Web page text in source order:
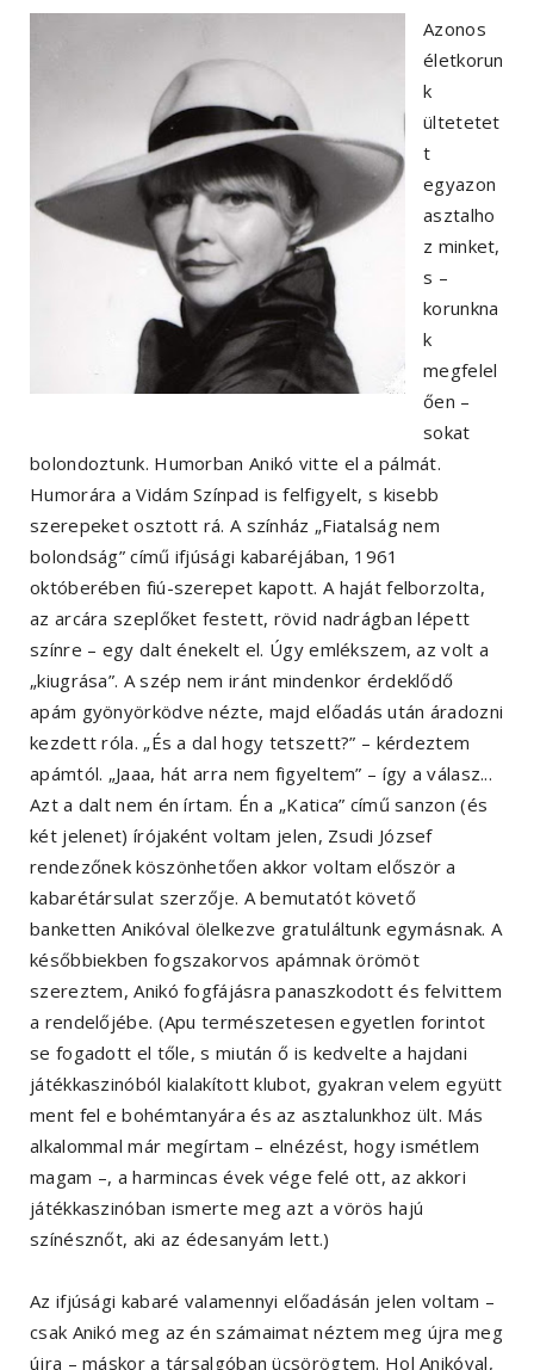
Azonos
életkorun
k
ültetetet
t
egyazon
asztalho
z minket,
s –
korunkna
k
megfelel
ően –
sokat
bolondoztunk. Humorban Anikó vitte el a pálmát.
Humorára a Vidám Színpad is felfigyelt, s kisebb
szerepeket osztott rá. A színház „Fiatalság nem
bolondság” című ifjúsági kabaréjában, 1961
októberében fiú-szerepet kapott. A haját felborzolta,
az arcára szeplőket festett, rövid nadrágban lépett
színre – egy dalt énekelt el. Úgy emlékszem, az volt a
„kiugrása”. A szép nem iránt mindenkor érdeklődő
apám gyönyörködve nézte, majd előadás után áradozni
kezdett róla. „És a dal hogy tetszett?” – kérdeztem
apámtól. „Jaaa, hát arra nem figyeltem” – így a válasz...
Azt a dalt nem én írtam. Én a „Katica” című sanzon (és
két jelenet) írójaként voltam jelen, Zsudi József
rendezőnek köszönhetően akkor voltam először a
kabarétársulat szerzője. A bemutatót követő
banketten Anikóval ölelkezve gratuláltunk egymásnak. A
későbbiekben fogszakorvos apámnak örömöt
szereztem, Anikó fogfájásra panaszkodott és felvittem
a rendelőjébe. (Apu természetesen egyetlen forintot
se fogadott el tőle, s miután ő is kedvelte a hajdani
játékkaszinóból kialakított klubot, gyakran velem együtt
ment fel e bohémtanyára és az asztalunkhoz ült. Más
alkalommal már megírtam – elnézést, hogy ismétlem
magam –, a harmincas évek vége felé ott, az akkori
játékkaszinóban ismerte meg azt a vörös hajú
színésznőt, aki az édesanyám lett.)
Az ifjúsági kabaré valamennyi előadásán jelen voltam –
csak Anikó meg az én számaimat néztem meg újra meg
újra – máskor a társalgóban ücsörögtem. Hol Anikóval,